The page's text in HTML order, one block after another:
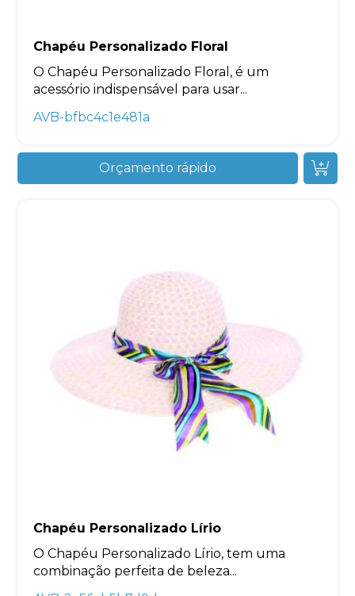
Chapéu Personalizado Floral
O Chapéu Personalizado Floral, é um
acessório indispensável para usar...
AVB-bfbc4c1e481a
Orçamento rápido
Chapéu Personalizado Lírio
O Chapéu Personalizado Lírio, tem uma
combinação perfeita de beleza...